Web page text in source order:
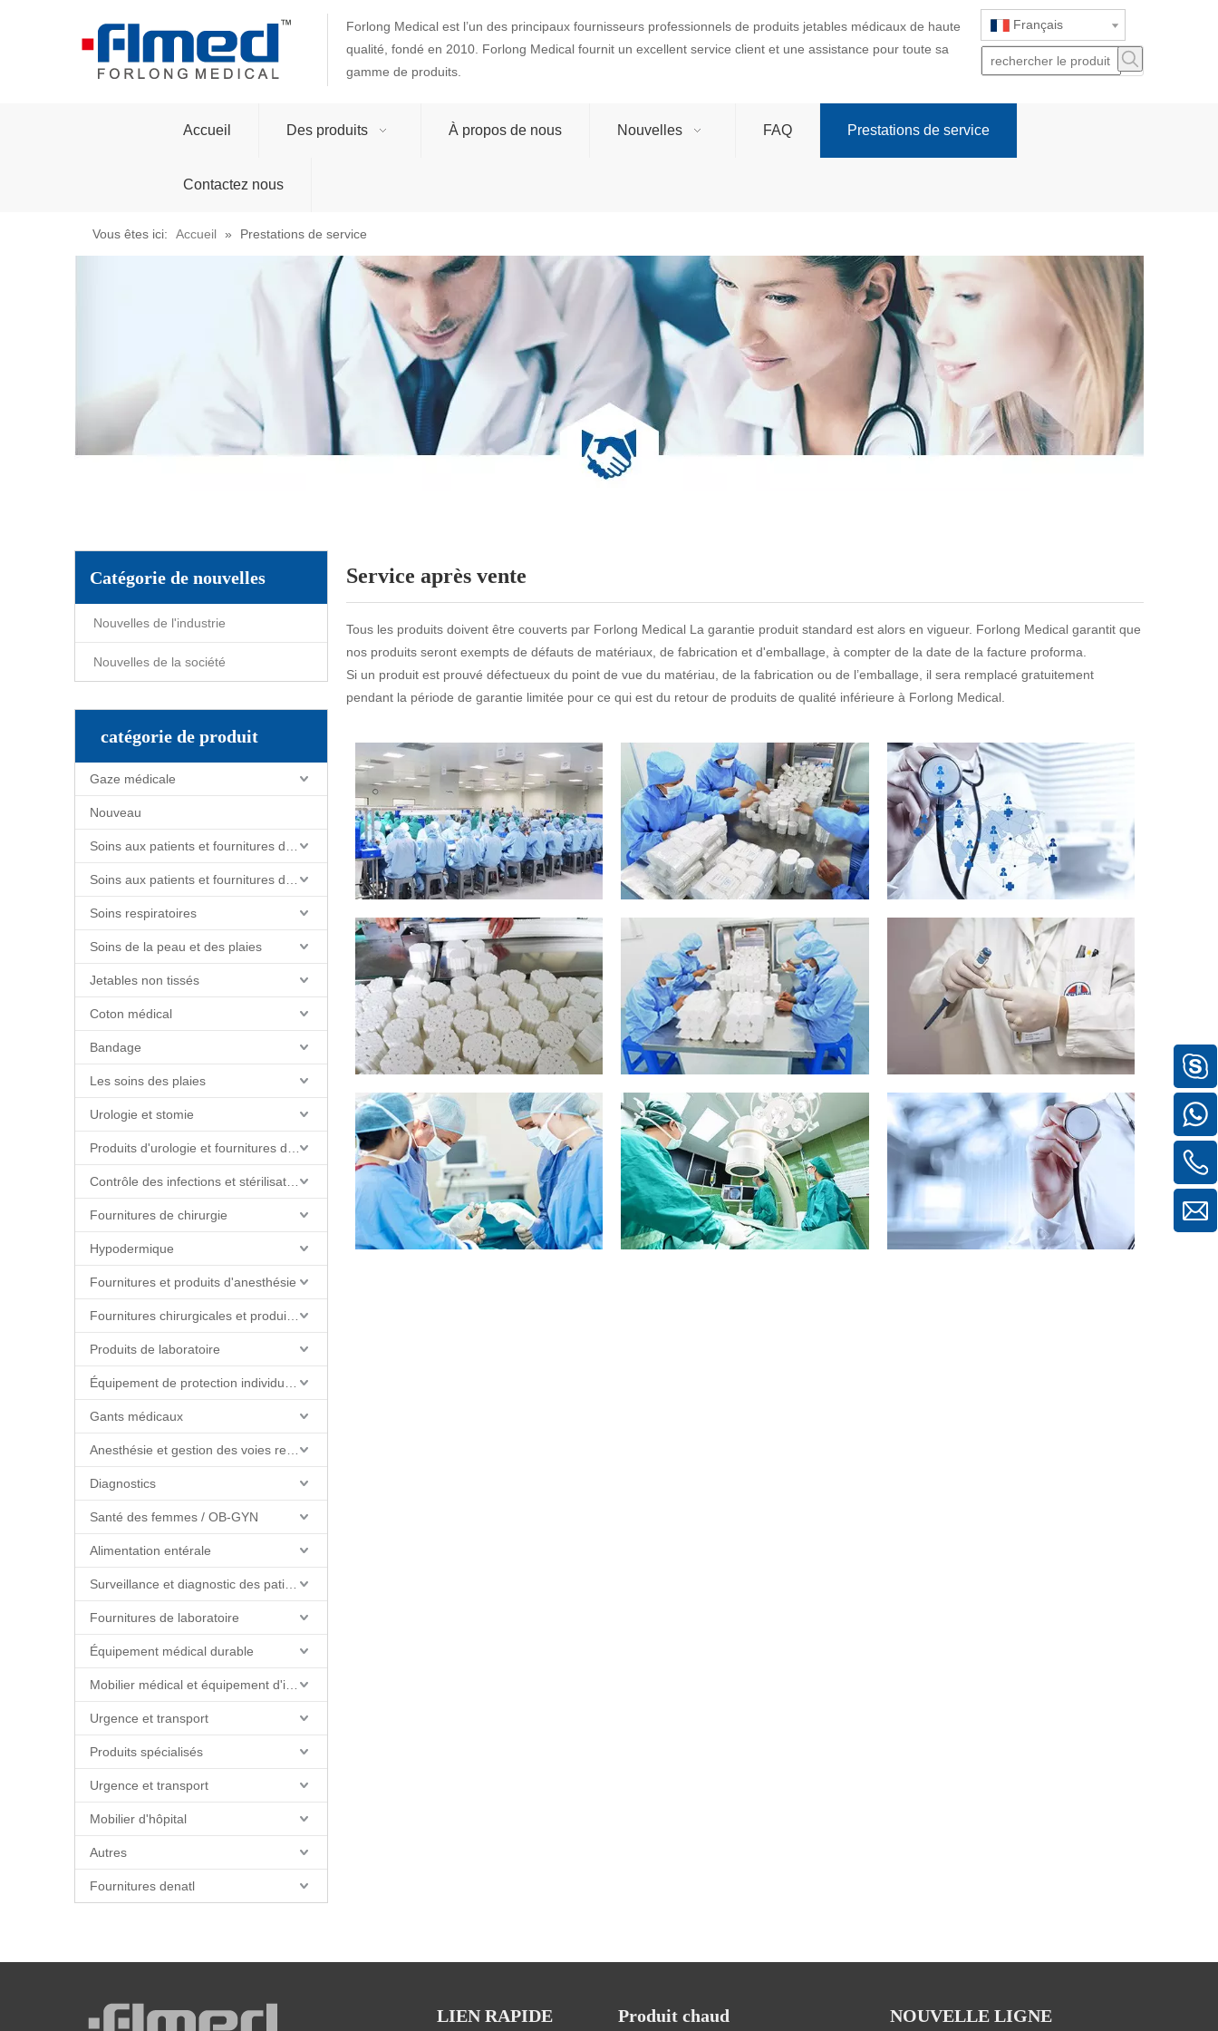
Forlong Medical est l’un des principaux fournisseurs professionnels de produits jetables médicaux de haute
qualité, fondé en 2010. Forlong Medical fournit un excellent service client et une assistance pour toute sa
gamme de produits.
Français
Accueil Des produits À propos de nous Nouvelles FAQ Prestations de service
Contactez nous
Vous êtes ici: Accueil » Prestations de service
Catégorie de nouvelles
Nouvelles de l'industrie
Nouvelles de la société
catégorie de produit
Gaze médicale
Nouveau
Soins respiratoires
Soins de la peau et des plaies
Jetables non tissés
Coton médical
Bandage
Les soins des plaies
Urologie et stomie
Fournitures de chirurgie
Hypodermique
Fournitures et produits d'anesthésie
Produits de laboratoire
Gants médicaux
Diagnostics
Santé des femmes / OB-GYN
Alimentation entérale
Fournitures de laboratoire
Équipement médical durable
Urgence et transport
Produits spécialisés
Urgence et transport
Mobilier d'hôpital
Autres
Fournitures denatl
Service après vente
Tous les produits doivent être couverts par Forlong Medical La garantie produit standard est alors en vigueur. Forlong Medical garantit que
nos produits seront exempts de défauts de matériaux, de fabrication et d'emballage, à compter de la date de la facture proforma.
Si un produit est prouvé défectueux du point de vue du matériau, de la fabrication ou de l’emballage, il sera remplacé gratuitement
pendant la période de garantie limitée pour ce qui est du retour de produits de qualité inférieure à Forlong Medical.
LIEN RAPIDE Produit chaud NOUVELLE LIGNE